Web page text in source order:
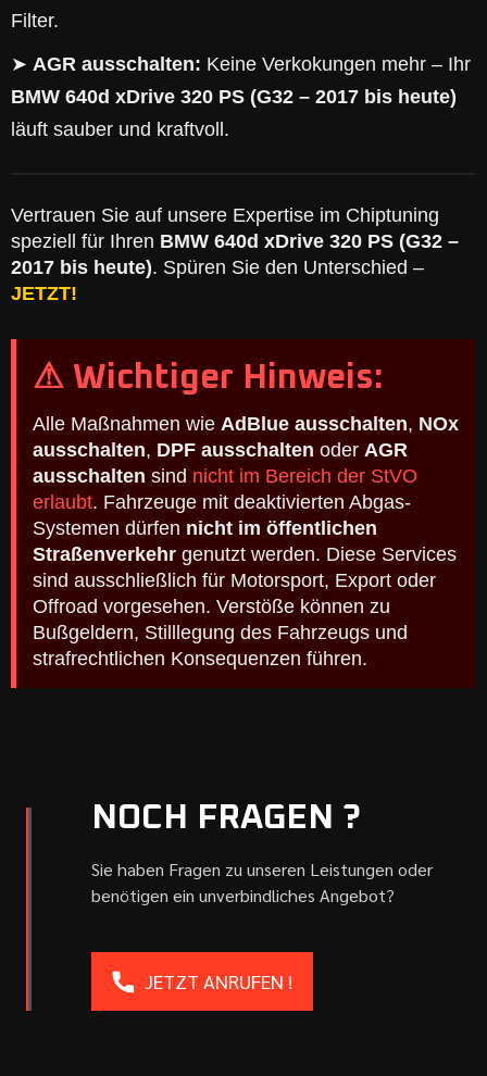
Filter.
➤ AGR ausschalten: Keine Verkokungen mehr – Ihr
BMW 640d xDrive 320 PS (G32 – 2017 bis heute)
läuft sauber und kraftvoll.
Vertrauen Sie auf unsere Expertise im Chiptuning
speziell für Ihren BMW 640d xDrive 320 PS (G32 –
2017 bis heute). Spüren Sie den Unterschied –
JETZT!
⚠ Wichtiger Hinweis:
Alle Maßnahmen wie AdBlue ausschalten, NOx
ausschalten, DPF ausschalten oder AGR
ausschalten sind nicht im Bereich der StVO
erlaubt. Fahrzeuge mit deaktivierten Abgas-
Systemen dürfen nicht im öffentlichen
Straßenverkehr genutzt werden. Diese Services
sind ausschließlich für Motorsport, Export oder
Offroad vorgesehen. Verstöße können zu
Bußgeldern, Stilllegung des Fahrzeugs und
strafrechtlichen Konsequenzen führen.
NOCH FRAGEN ?
Sie haben Fragen zu unseren Leistungen oder
benötigen ein unverbindliches Angebot?
JETZT ANRUFEN !